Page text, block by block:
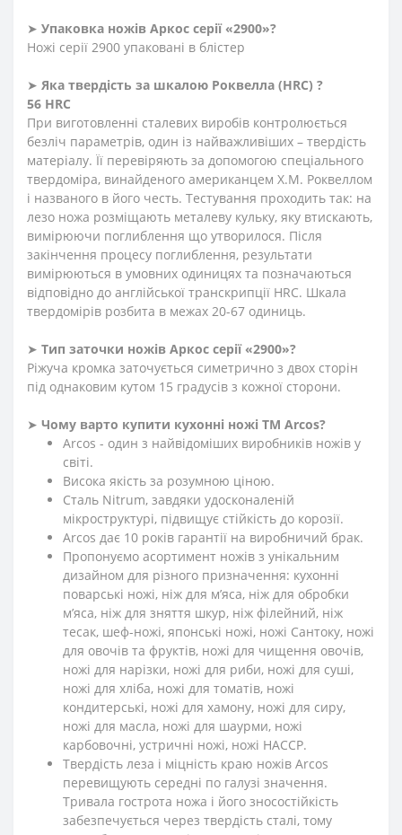
➤ Упаковка ножів Аркос серії «2900»?
Ножі серії 2900 упаковані в блістер
➤ Яка твердість за шкалою Роквелла (HRC) ?
56 HRC
При виготовленні сталевих виробів контролюється
безліч параметрів, один із найважливіших – твердість
матеріалу. Її перевіряють за допомогою спеціального
твердоміра, винайденого американцем Х.М. Роквеллом
і названого в його честь. Тестування проходить так: на
лезо ножа розміщають металеву кульку, яку втискають,
вимірюючи поглиблення що утворилося. Після
закінчення процесу поглиблення, результати
вимірюються в умовних одиницях та позначаються
відповідно до англійської транскрипції HRC. Шкала
твердомірів розбита в межах 20-67 одиниць.
➤ Тип заточки ножів Аркос серії «2900»?
Ріжуча кромка заточується симетрично з двох сторін
під однаковим кутом 15 градусів з кожної сторони.
➤ Чому варто купити кухонні ножі ТМ Arcos?
Arcos - один з найвідоміших виробників ножів у
світі.
Висока якість за розумною ціною.
Сталь Nitrum, завдяки удосконаленій
мікроструктурі, підвищує стійкість до корозії.
Arcos дає 10 років гарантії на виробничий брак.
Пропонуємо асортимент ножів з унікальним
дизайном для різного призначення: кухонні
поварські ножі, ніж для м’яса, ніж для обробки
м’яса, ніж для зняття шкур, ніж філейний, ніж
тесак, шеф-ножі, японські ножі, ножі Сантоку, ножі
для овочів та фруктів, ножі для чищення овочів,
ножі для нарізки, ножі для риби, ножі для суші,
ножі для хліба, ножі для томатів, ножі
кондитерські, ножі для хамону, ножі для сиру,
ножі для масла, ножі для шаурми, ножі
карбовочні, устричні ножі, ножі HACCP.
Твердість леза і міцність краю ножів Arcos
перевищують середні по галузі значення.
Тривала гострота ножа і його зносостійкість
забезпечується через твердість сталі, тому